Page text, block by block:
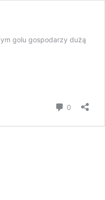
golu gospodarzy dużą
0